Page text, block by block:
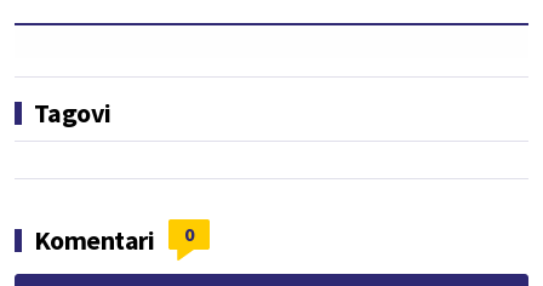
Tagovi
Komentari 0